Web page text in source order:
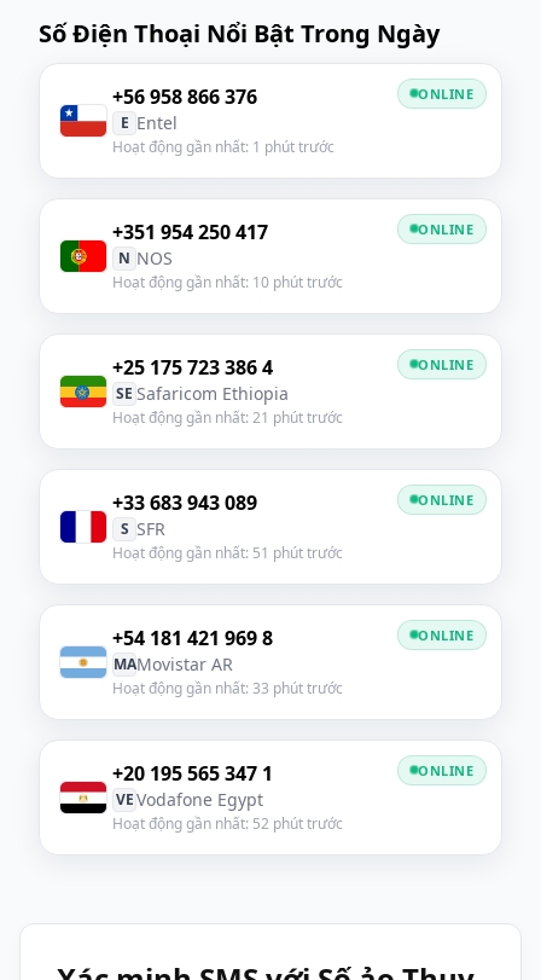
Số Điện Thoại Nổi Bật Trong Ngày
+56 958 866 376
E Entel
Hoạt động gần nhất: 1 phút trước
ONLINE
+351 954 250 417
N NOS
Hoạt động gần nhất: 10 phút trước
ONLINE
+25 175 723 386 4
SE Safaricom Ethiopia
Hoạt động gần nhất: 21 phút trước
ONLINE
+33 683 943 089
S SFR
Hoạt động gần nhất: 51 phút trước
ONLINE
+54 181 421 969 8
MAMovistar AR
Hoạt động gần nhất: 33 phút trước
ONLINE
+20 195 565 347 1
VEVodafone Egypt
Hoạt động gần nhất: 52 phút trước
ONLINE